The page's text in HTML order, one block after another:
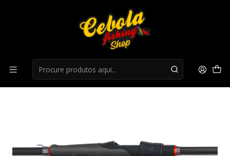
Canas Spinning
Cana Herakles Calida Premium Spinning